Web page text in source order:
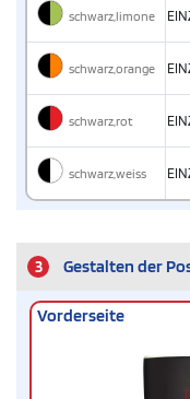
schwarz,limone
schwarz,orange
schwarz,rot
schwarz,weiss
3 Gestalten der
Vorderseite